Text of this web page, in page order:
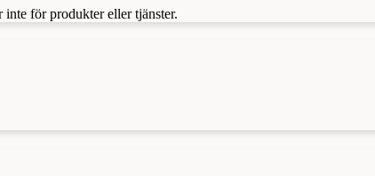
för produkter eller tjänster.